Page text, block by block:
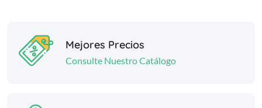
Mejores Precios
Consulte Nuestro Catálogo